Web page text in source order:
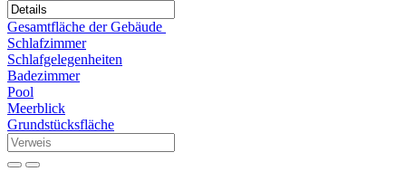
Gesamtfläche der Gebäude
Schlafzimmer
Schlafgelegenheiten
Badezimmer
Pool
Meerblick
Grundstücksfläche